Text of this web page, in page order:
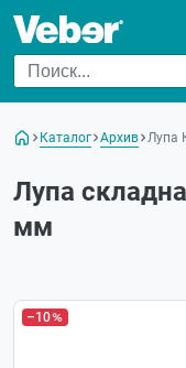
Каталог Архив Лупа
Лупа
мм
–10